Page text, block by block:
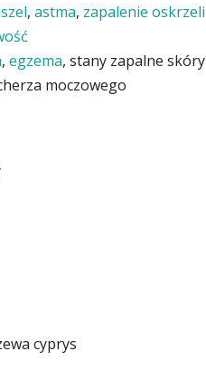
, astma, zapalenie oskrzeli
, egzema, stany zapalne skóry
moczowego
cyprys